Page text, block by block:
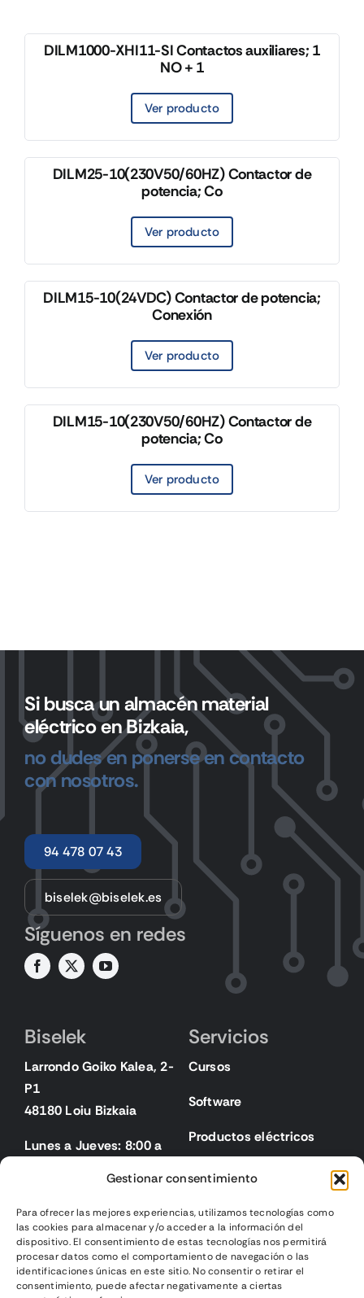
Gestionar consentimiento
Para ofrecer las mejores experiencias, utilizamos tecnologías como
las cookies para almacenar y/o acceder a la información del
dispositivo. El consentimiento de estas tecnologías nos permitirá
procesar datos como el comportamiento de navegación o las
identificaciones únicas en este sitio. No consentir o retirar el
consentimiento, puede afectar negativamente a ciertas
DILM1000-XHI11-SI Contactos auxiliares; 1
NO + 1
Ver producto
DILM25-10(230V50/60HZ) Contactor de
potencia; Co
Ver producto
DILM15-10(24VDC) Contactor de potencia;
Conexión
Ver producto
DILM15-10(230V50/60HZ) Contactor de
potencia; Co
Ver producto
Si busca un almacén material
eléctrico en Bizkaia,
no dudes en ponerse en contacto
con nosotros.
94 478 07 43
biselek@biselek.es
Síguenos en redes
Biselek
Larrondo Goiko Kalea, 2-
P1
48180 Loiu Bizkaia
Lunes a Jueves: 8:00 a
Servicios
Cursos
Software
Productos eléctricos
Legal
Aviso legal